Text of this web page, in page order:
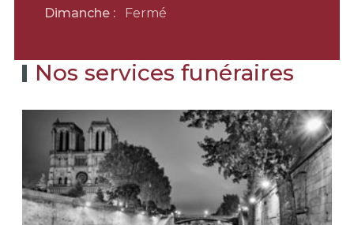
Dimanche :
Fermé
Nos services funéraires